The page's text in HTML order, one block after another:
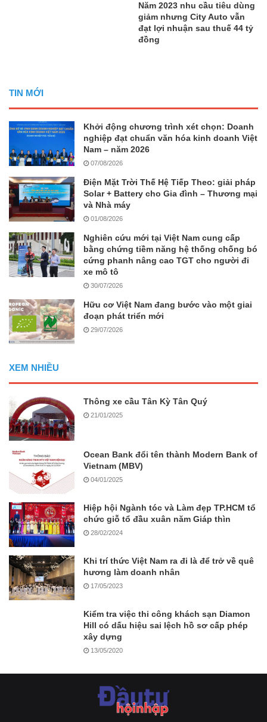
Năm 2023 nhu cầu tiêu dùng
giảm nhưng City Auto vẫn
đạt lợi nhuận sau thuế 44 tỷ
đồng
TIN MỚI
Khởi động chương trình xét chọn: Doanh
nghiệp đạt chuẩn văn hóa kinh doanh Việt
Nam – năm 2026
07/08/2026
Điện Mặt Trời Thế Hệ Tiếp Theo: giải pháp
Solar + Battery cho Gia đình – Thương mại
và Nhà máy
01/08/2026
Nghiên cứu mới tại Việt Nam cung cấp
bằng chứng tiềm năng hệ thống chống bó
cứng phanh nâng cao TGT cho người đi
xe mô tô
30/07/2026
Hữu cơ Việt Nam đang bước vào một giai
đoạn phát triển mới
29/07/2026
XEM NHIỀU
Thông xe cầu Tân Kỳ Tân Quý
21/01/2025
Ocean Bank đổi tên thành Modern Bank of
Vietnam (MBV)
04/01/2025
Hiệp hội Ngành tóc và Làm đẹp TP.HCM tổ
chức giỗ tổ đầu xuân năm Giáp thìn
28/02/2024
Khi trí thức Việt Nam ra đi là để trở về quê
hương làm doanh nhân
17/05/2023
Kiểm tra việc thi công khách sạn Diamon
Hill có dấu hiệu sai lệch hồ sơ cấp phép
xây dựng
13/05/2020